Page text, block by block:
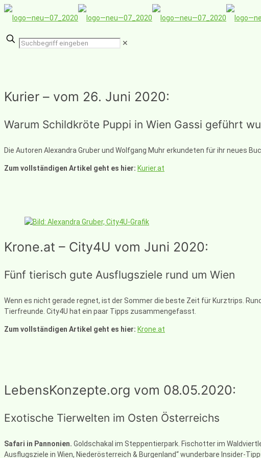
✕
Kurier – vom 26. Juni 2020:
Warum Schildkröte Puppi in Wien Gassi geführt
Die Autoren Alexandra Gruber und Wolfgang Muhr erkundeten für ihr neues
Zum vollständigen Artikel geht es hier: Kurier.at
Krone.at – City4U vom Juni 2020:
Fünf tierisch gute Ausflugsziele rund um Wien
Wenn es nicht gerade regnet, ist der Sommer die beste Zeit für Kurztrips.
Tierfreunde. City4U hat ein paar Tipps zusammengefasst.
Zum vollständigen Artikel geht es hier: Krone.at
LebensKonzepte.org vom 08.05.2020:
Exotische Tierwelten im Osten Österreichs
Safari in Pannonien. Goldschakal im Steppentierpark. Fischotter im
Ausflugsziele in Wien, Niederösterreich & Burgenland“ wunderbare Insider-